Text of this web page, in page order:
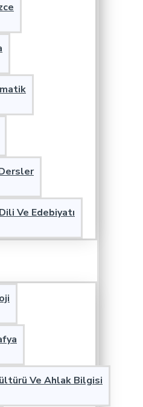
Ve Edebiyatı
Ve Ahlak Bilgisi